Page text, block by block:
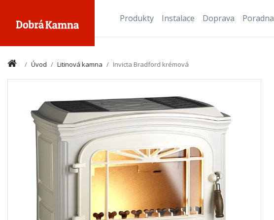
Produkty Instalace Doprava Poradna
Úvod Litinová kamna Invicta Bradford krémová